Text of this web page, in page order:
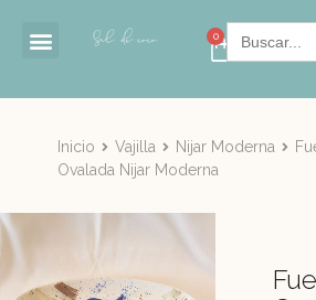
0 Buscar:
Inicio Vajilla Nijar Moderna
Ovalada Nijar Moderna